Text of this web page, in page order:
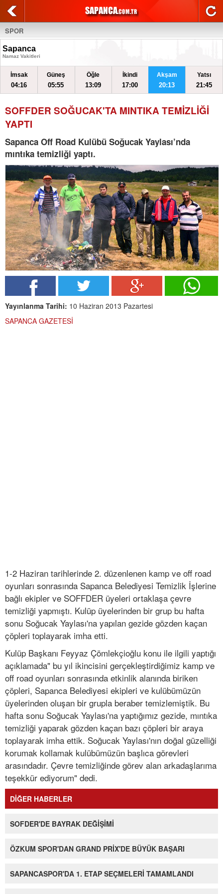
SPOR
Sapanca
Namaz Vakitleri
İmsak
04:16
Güneş
05:55
Öğle
13:09
İkindi
17:00
Akşam
20:13
Yatsı
21:45
SOFFDER SOĞUCAK'TA MINTIKA TEMİZLİĞİ
YAPTI
Sapanca Off Road Kulübü Soğucak Yaylası’nda
mıntıka temizliği yaptı.
Yayınlanma Tarihi: 10 Haziran 2013 Pazartesi
SAPANCA GAZETESİ
1-2 Haziran tarihlerinde 2. düzenlenen kamp ve off road
oyunları sonrasında Sapanca Belediyesi Temizlik İşlerine
bağlı ekipler ve SOFFDER üyeleri ortaklaşa çevre
temizliği yapmıştı. Kulüp üyelerinden bir grup bu hafta
sonu Soğucak Yaylası'na yapılan gezide gözden kaçan
çöpleri toplayarak imha etti.
Kulüp Başkanı Feyyaz Çömlekçioğlu konu ile ilgili yaptığı
açıklamada" bu yıl ikincisini gerçekleştirdiğimiz kamp ve
off road oyunları sonrasında etkinlik alanında biriken
çöpleri, Sapanca Belediyesi ekipleri ve kulübümüzün
üyelerinden oluşan bir grupla beraber temizlemiştik. Bu
hafta sonu Soğucak Yaylası'na yaptığımız gezide, mıntıka
temizliği yaparak gözden kaçan bazı çöpleri bir araya
toplayarak imha ettik. Soğucak Yaylası'nın doğal güzelliği
korumak kollamak kulübümüzün başlıca görevleri
arasındadır. Çevre temizliğinde görev alan arkadaşlarıma
teşekkür ediyorum" dedi.
DİĞER HABERLER
SOFDER'DE BAYRAK DEĞİŞİMİ
ÖZKUM SPOR'DAN GRAND PRİX'DE BÜYÜK BAŞARI
SAPANCASPOR'DA 1. ETAP SEÇMELERİ TAMAMLANDI